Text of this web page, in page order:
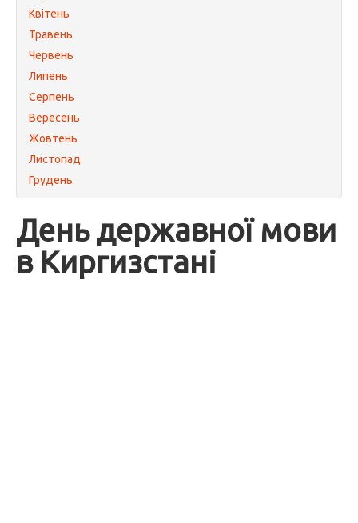
Квітень
Травень
Червень
Липень
Серпень
Вересень
Жовтень
Листопад
Грудень
День державної мови
в Киргизстані